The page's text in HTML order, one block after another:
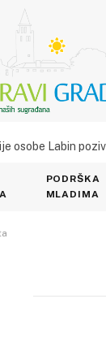
osobe Labin
PODRŠKA
MLADIMA
Statuta